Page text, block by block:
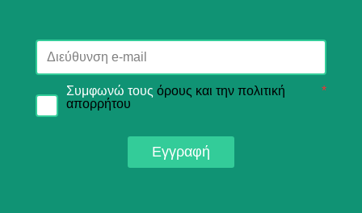
Συμφωνώ τους όρους και την πολιτική
απορρήτου
*
Εγγραφή